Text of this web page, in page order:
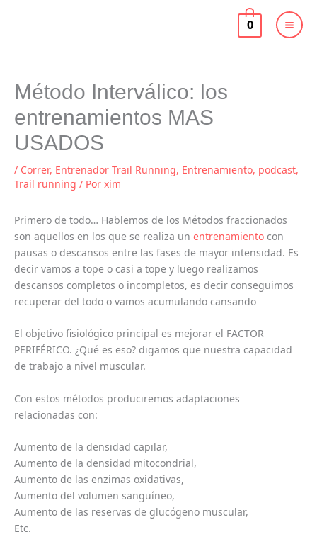
0
Método Interválico: los
entrenamientos MAS
USADOS
/ Correr, Entrenador Trail Running, Entrenamiento, podcast,
Trail running / Por xim
Primero de todo… Hablemos de los Métodos fraccionados
son aquellos en los que se realiza un entrenamiento con
pausas o descansos entre las fases de mayor intensidad. Es
decir vamos a tope o casi a tope y luego realizamos
descansos completos o incompletos, es decir conseguimos
recuperar del todo o vamos acumulando cansando
El objetivo fisiológico principal es mejorar el FACTOR
PERIFÉRICO. ¿Qué es eso? digamos que nuestra capacidad
de trabajo a nivel muscular.
Con estos métodos produciremos adaptaciones
relacionadas con:
Aumento de la densidad capilar,
Aumento de la densidad mitocondrial,
Aumento de las enzimas oxidativas,
Aumento del volumen sanguíneo,
Aumento de las reservas de glucógeno muscular,
Etc.